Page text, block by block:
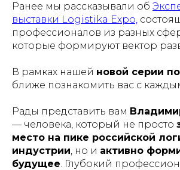
Ранее мы рассказывали об
выставки Logistika Expo,
профессионалов из разных
которые формируют вектор
В рамках нашей новой серии
ближе познакомить вас с
Рады представить вам
— человека, который не просто
место на пике российской
индустрии, но и активно
будущее. Глубокий